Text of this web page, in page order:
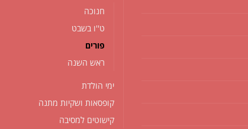
חנוכה
ט''ו בשבט
פורים
ראש השנה
ימי הולדת
קופסאות ושקיות מתנה
קישוטים למסיבה